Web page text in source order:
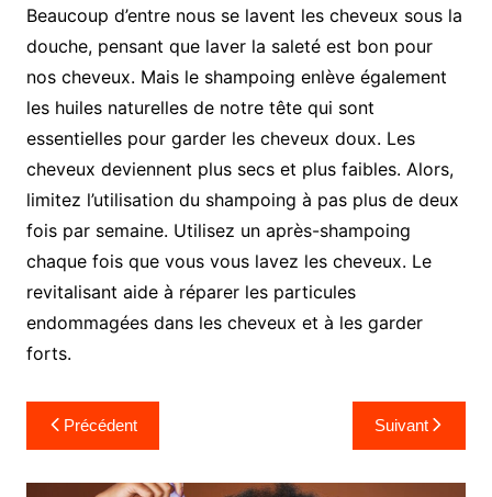
Beaucoup d’entre nous se lavent les cheveux sous la
douche, pensant que laver la saleté est bon pour
nos cheveux. Mais le shampoing enlève également
les huiles naturelles de notre tête qui sont
essentielles pour garder les cheveux doux. Les
cheveux deviennent plus secs et plus faibles. Alors,
limitez l’utilisation du shampoing à pas plus de deux
fois par semaine. Utilisez un après-shampoing
chaque fois que vous vous lavez les cheveux. Le
revitalisant aide à réparer les particules
endommagées dans les cheveux et à les garder
forts.
Navigation
de
l’article
Précédent Suivant